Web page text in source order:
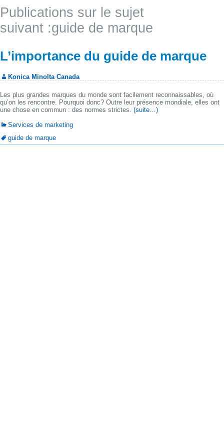
Publications sur le sujet
suivant :guide de marque
L’importance du guide de marque
Konica Minolta Canada
Les plus grandes marques du monde sont facilement reconnaissables, où
qu’on les rencontre. Pourquoi donc? Outre leur présence mondiale, elles ont
une chose en commun : des normes strictes. (suite…)
Services de marketing
guide de marque